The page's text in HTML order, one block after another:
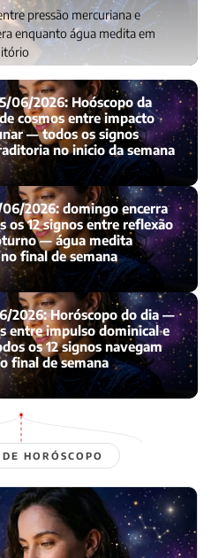
pressão mercuriana e
enquanto água medita em
06/2026: Hoóscopo da
cosmos entre impacto
— todos os signos
no inicio da semana
2026: domingo encerra
os 12 signos entre reflexão
— água medita
final de semana
2026: Horóscopo do dia —
entre impulso dominical e
os 12 signos navegam
final de semana
HORÓSCOPO